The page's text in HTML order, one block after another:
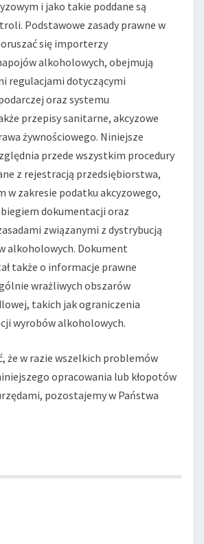
i jako takie poddane są
Podstawowe zasady prawne w
się importerzy
alkoholowych, obejmują
regulacjami dotyczącymi
oraz systemu
przepisy sanitarne, akcyzowe
żywnościowego. Niniejsze
przede wszystkim procedury
z rejestracją przedsiębiorstwa,
w zakresie podatku akcyzowego,
dokumentacji oraz
związanymi z dystrybucją
alkoholowych. Dokument
także o informacje prawne
wrażliwych obszarów
takich jak ograniczenia
wyrobów alkoholowych.
że w razie wszelkich problemów
opracowania lub kłopotów
pozostajemy w Państwa